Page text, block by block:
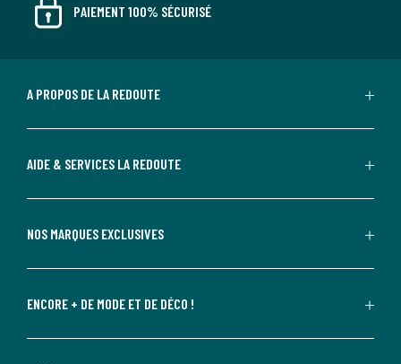
PAIEMENT 100% SÉCURISÉ
A PROPOS DE LA REDOUTE
AIDE & SERVICES LA REDOUTE
NOS MARQUES EXCLUSIVES
ENCORE + DE MODE ET DE DÉCO !